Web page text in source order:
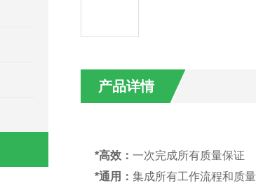
产品详情
*高效： 一次完成所有质量保证
*通用： 集成所有工作流程和质